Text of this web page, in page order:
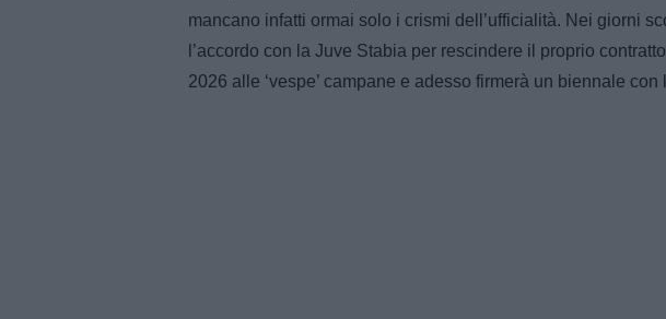
mancano infatti ormai solo i crismi dell’ufficialità. Nei giorni
l’accordo con la Juve Stabia per rescindere il proprio
2026 alle ‘vespe’ campane e adesso firmerà un biennale con